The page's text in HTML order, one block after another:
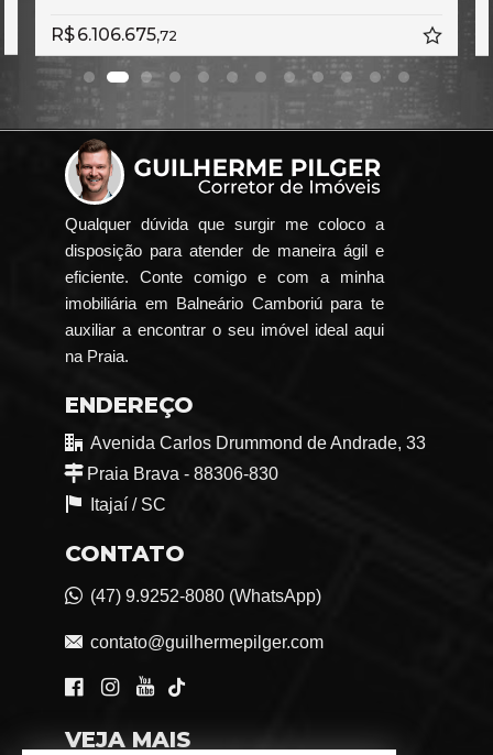
R$ 6.106.675,72
Qualquer dúvida que surgir me coloco a
disposição para atender de maneira ágil e
eficiente. Conte comigo e com a minha
imobiliária em Balneário Camboriú para te
auxiliar a encontrar o seu imóvel ideal aqui
na Praia.
ENDEREÇO
Avenida Carlos Drummond de Andrade, 33
Praia Brava - 88306-830
Itajaí / SC
CONTATO
(47) 9.9252-8080 (WhatsApp)
contato@guilhermepilger.com
VEJA MAIS